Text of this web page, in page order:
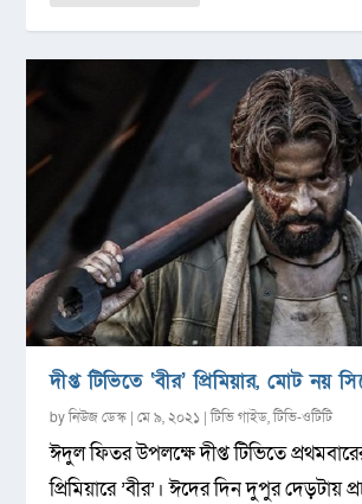
দীপ্ত টিভিতে ‘বীর’ প্রিমিয়ার, মোট নয়
byনিউজ ডেস্ক |মে ৯, ২০২১ |টিভি গাইড,টিভি-ওটিটি
ঈদুল ফিতর উপলক্ষে দীপ্ত টিভিতে
প্রিমিয়ারে ’বীর’। ঈদের দিন দুপুর দেড়টায়